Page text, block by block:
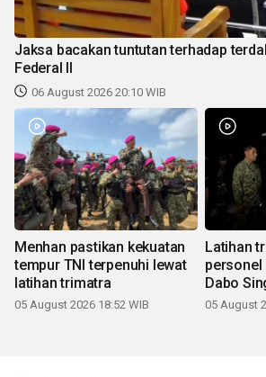
Jaksa bacakan tuntutan terhadap
Federal II
06 August 2026 20:10 WIB
Menhan pastikan kekuatan
tempur TNI terpenuhi lewat
latihan trimatra
05 August 2026 18:52 WIB
Latihan
personel
Dabo
05 August